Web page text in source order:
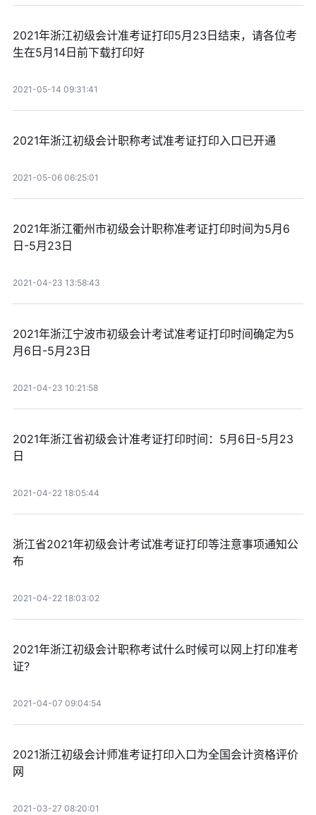
2021年浙江初级会计准考证打印5月23日结束，请各位考
生在5月14日前下载打印好
2021-05-14 09:31:41
2021年浙江初级会计职称考试准考证打印入口已开通
2021-05-06 06:25:01
2021年浙江衢州市初级会计职称准考证打印时间为5月6
日-5月23日
2021-04-23 13:58:43
2021年浙江宁波市初级会计考试准考证打印时间确定为5
月6日-5月23日
2021-04-23 10:21:58
2021年浙江省初级会计准考证打印时间：5月6日-5月23
日
2021-04-22 18:05:44
浙江省2021年初级会计考试准考证打印等注意事项通知公
布
2021-04-22 18:03:02
2021年浙江初级会计职称考试什么时候可以网上打印准考
证?
2021-04-07 09:04:54
2021浙江初级会计师准考证打印入口为全国会计资格评价
网
2021-03-27 08:20:01